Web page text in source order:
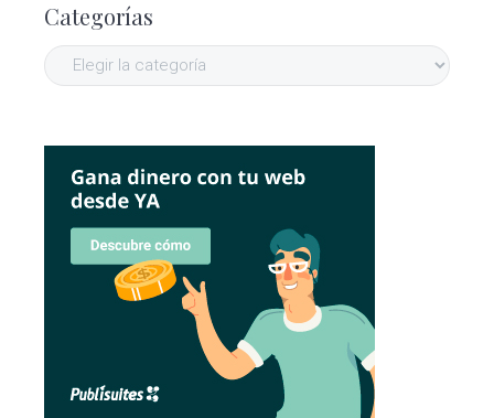
Categorías
Categorías